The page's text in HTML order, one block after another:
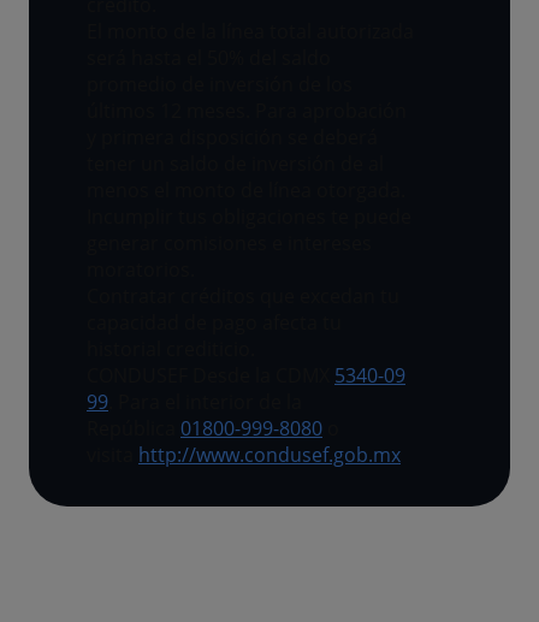
5340-09
99
01800-999-8080
http://www.condusef.gob.mx